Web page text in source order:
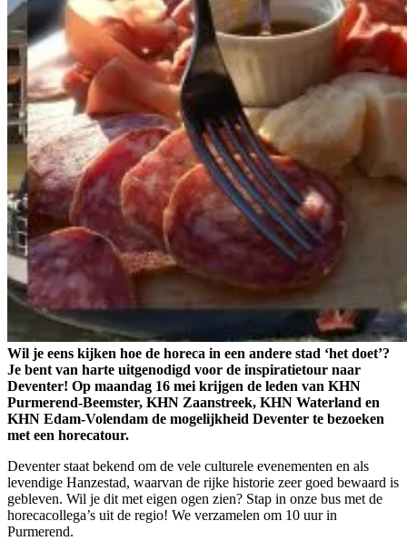
Wil je eens kijken hoe de horeca in een andere stad ‘het doet’?
Je bent van harte uitgenodigd voor de inspiratietour naar
Deventer! Op maandag 16 mei krijgen de leden van KHN
Purmerend-Beemster, KHN Zaanstreek, KHN Waterland en
KHN Edam-Volendam de mogelijkheid Deventer te bezoeken
met een horecatour.
Deventer staat bekend om de vele culturele evenementen en als
levendige Hanzestad, waarvan de rijke historie zeer goed bewaard is
gebleven. Wil je dit met eigen ogen zien? Stap in onze bus met de
horecacollega’s uit de regio! We verzamelen om 10 uur in
Purmerend.